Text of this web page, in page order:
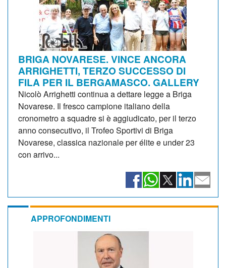
BRIGA NOVARESE. VINCE ANCORA
ARRIGHETTI, TERZO SUCCESSO DI
FILA PER IL BERGAMASCO. GALLERY
Nicolò Arrighetti continua a dettare legge a Briga
Novarese. Il fresco campione italiano della
cronometro a squadre si è aggiudicato, per il terzo
anno consecutivo, il Trofeo Sportivi di Briga
Novarese, classica nazionale per élite e under 23
con arrivo...
APPROFONDIMENTI